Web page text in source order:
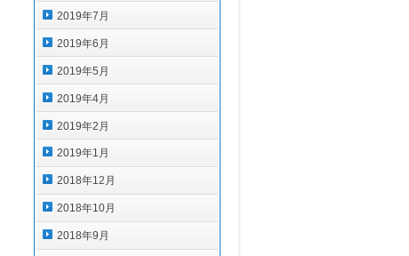
2019年7月
2019年6月
2019年5月
2019年4月
2019年2月
2019年1月
2018年12月
2018年10月
2018年9月